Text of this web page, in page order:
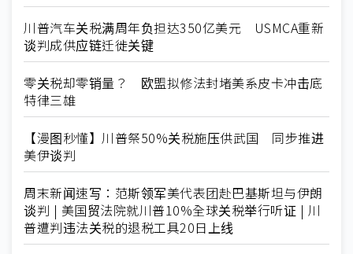
川普汽车关税满周年负担达350亿美元 USMCA重新
谈判成供应链迁徙关键
零关税却零销量？ 欧盟拟修法封堵美系皮卡冲击底
特律三雄
【漫图秒懂】川普祭50%关税施压供武国 同步推进
美伊谈判
周末新闻速写：范斯领军美代表团赴巴基斯坦与伊朗
谈判 | 美国贸法院就川普10%全球关税举行听证 | 川
普遭判违法关税的退税工具20日上线